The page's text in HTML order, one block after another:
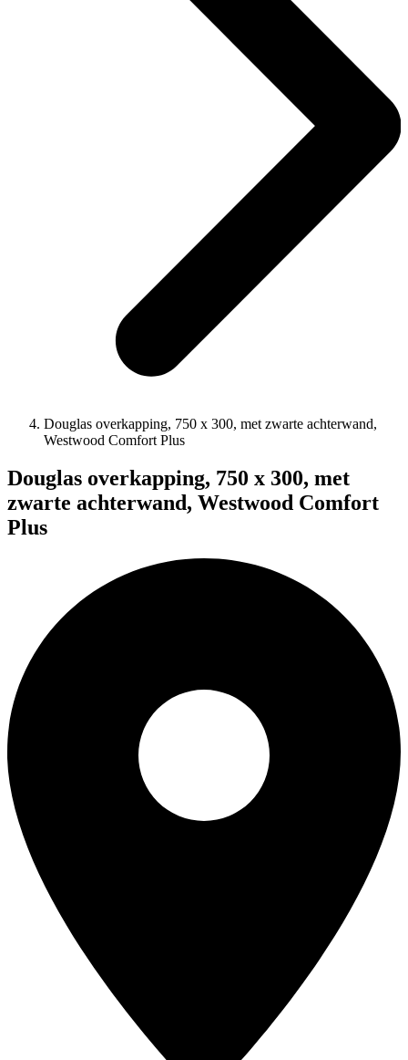
Douglas overkapping, 750 x 300, met zwarte achterwand,
Westwood Comfort Plus
Douglas overkapping, 750 x 300, met
zwarte achterwand, Westwood Comfort
Plus